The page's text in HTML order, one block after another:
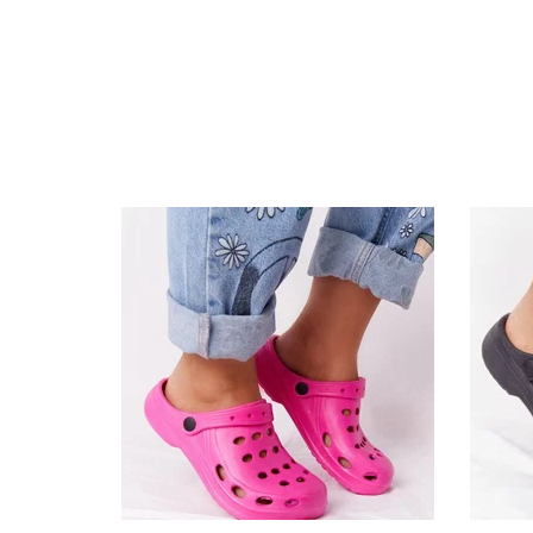
Pado spalva
Modelis
pado medžiaga
Vidpadžio medžiaga
Išorinė medžiaga
Bato priekis